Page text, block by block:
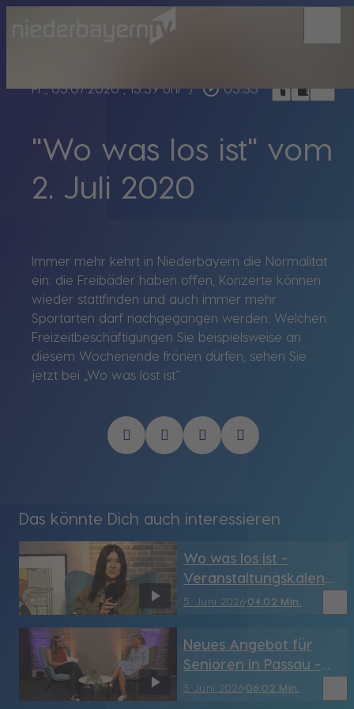
Fr., 03.07.2020, 13:39 Uhr / play_circle_outline 03:33 headphoneschrome_reader_modebookmark_border
"Wo was los ist" vom
2. Juli 2020
Immer mehr kehrt in Niederbayern die Normalität
ein: die Freibäder haben offen, Konzerte können
wieder stattfinden und auch immer mehr
Sportarten darf nachgegangen werden. Welchen
Freizeitbeschäftigungen Sie beispielsweise an
diesem Wochenende frönen dürfen, sehen Sie
jetzt bei „Wo was lost ist“.
Das könnte Dich auch interessieren
5. Juni 202604:02 Min.
Wo was los ist -
Veranstaltungskalend
er für die Region
3. Juni 202606:02 Min.
Neues Angebot für
Senioren in Passau -
Heinzelmännchen